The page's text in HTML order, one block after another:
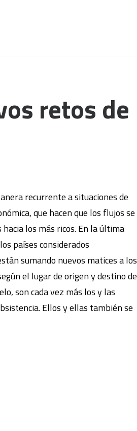
retos de
recurrente a situaciones de
que hacen que los flujos se
los más ricos. En la última
países considerados
sumando nuevos matices a los
el lugar de origen y destino de
son cada vez más los y las
Ellos y ellas también se